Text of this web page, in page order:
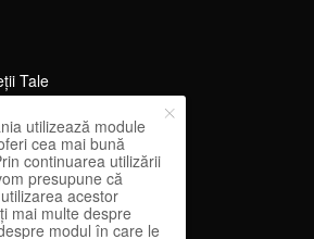
Tale
Vieții Tale!
Sportivi
utilizează module
cea mai bună
continuarea utilizării
presupune că
acestor
mai multe despre
modul în care le